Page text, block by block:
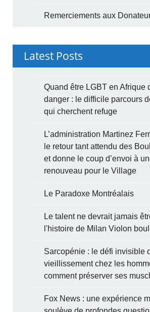
Remerciements aux
Latest Posts
Quand être LGBT en Afrique
danger : le difficile parcours
qui cherchent refuge
L’administration Martinez
le retour tant attendu des
et donne le coup d’envoi à
renouveau pour le Village
Le Paradoxe Montréalais
Le talent ne devrait jamais
l'histoire de Milan Violon
Sarcopénie : le défi invisible
vieillissement chez les
comment préserver ses
Fox News : une expérience